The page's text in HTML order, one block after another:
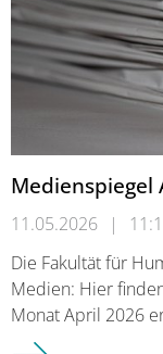
Medienspiegel
11.05.2026 |
Die Fakultät für
Medien: Hier
Monat April 2026
Medienspiegel